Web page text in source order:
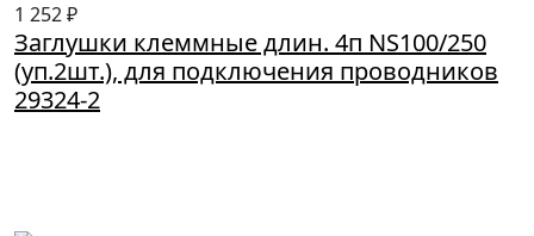
1 252 ₽
Заглушки клеммные длин. 4п NS100/250
(уп.2шт.), для подключения проводников
29324-2